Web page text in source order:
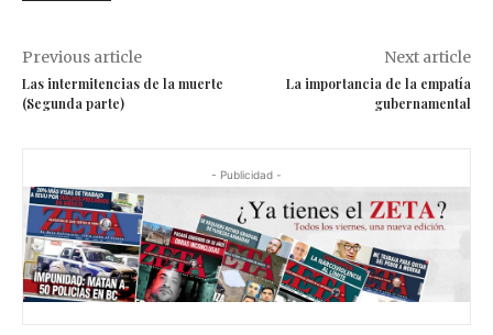
Previous article
Las intermitencias de la muerte
(Segunda parte)
Next article
La importancia de la empatía
gubernamental
- Publicidad -